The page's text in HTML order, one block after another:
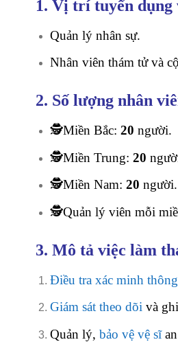
1. Vị trí tuyển dụng
Quản lý nhân sự.
Nhân viên thám tử và
2. Số lượng nhân
🕵️Miền Bắc: 20 người.
🕵️Miền Trung: 20
🕵️Miền Nam: 20 người.
🕵️Quản lý viên mỗi
3. Mô tả việc làm
Điều tra xác minh
Giám sát theo dõi và
Quản lý, bảo vệ vệ sĩan